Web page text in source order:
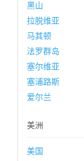
黑山
拉脱维亚
马其顿
法罗群岛
塞尔维亚
塞浦路斯
爱尔兰
美洲
美国